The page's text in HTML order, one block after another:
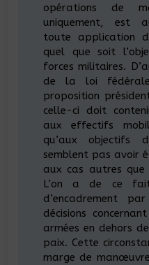
opérations de
uniquement, est
toute application
quel que soit
forces militaires.
de la loi
proposition
celle-ci doit
aux effectifs
qu’aux objectifs
semblent pas avoir
aux cas autres
L’on a de ce
d’encadrement
décisions
armées en dehors
paix. Cette
marge de